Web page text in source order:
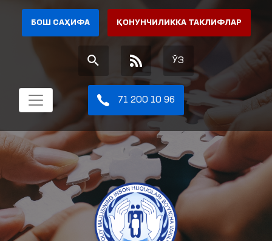
БОШ САҲИФА ҚОНУНЧИЛИККА ТАКЛИФЛАР
ЎЗ
71 200 10 96